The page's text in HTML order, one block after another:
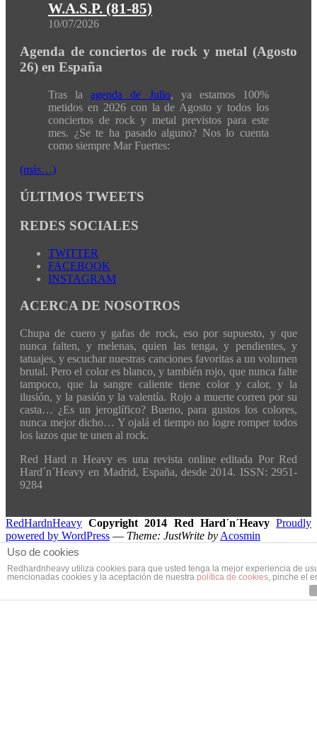
W.A.S.P. (81-85)
10/07/2026
Agenda de conciertos de rock y metal (Agosto
26) en España
Tras laagenda de Julio, ya estamos 100%
metidos en 2026 con la de Agosto y todos los
conciertos de rock y metal previstos para este
mes. ¿Se te ha pasado alguno? Nos lo cuenta
como siempre Mar Fuertes:
(más…)
ÚLTIMOS TWEETS
REDES SOCIALES
TWITTER
FACEBOOK
INSTAGRAM
ACERCA DE NOSOTROS
Chupa de cuero y gafas de rock, eso por supuesto, y que
nunca falten, y melenas, quien las tenga, y pendientes, y
tatuajes, y escuchar nuestras canciones favoritas a un volumen
brutal. Pero el color es blanco, y también rojo, que nunca falte
tampoco, que la sangre caliente tiene color y calor, y la
ilusión, y la pasión y la valentía. Rojo a muerte corren por su
casta… ¿Es un jeroglífico? Bueno, para gustos los colores,
nunca mejor dicho… Y ojalá el tiempo no logre romper todos
los lazos que te unen al rock.
Red Hard n Heavy es una revista online editada Por Red
Hard´n´Heavy en Madrid, España, desde 2014. ISSN: 2951-
9284
RedHardnHeavy Copyright 2014 Red Hard´n´Heavy Proudly
powered by WordPress — Theme: JustWrite by Acosmin
Uso de cookies
Redhardnheavy utiliza cookies para que usted tenga la mejor experiencia de
mencionadas cookies y la aceptación de nuestra política de cookies, pinche el